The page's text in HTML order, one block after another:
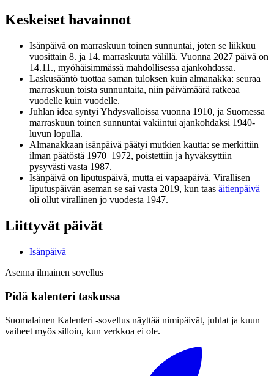
Keskeiset havainnot
Isänpäivä on marraskuun toinen sunnuntai, joten se liikkuu
vuosittain 8. ja 14. marraskuuta välillä. Vuonna 2027 päivä on
14.11., myöhäisimmässä mahdollisessa ajankohdassa.
Laskusääntö tuottaa saman tuloksen kuin almanakka: seuraa
marraskuun toista sunnuntaita, niin päivämäärä ratkeaa
vuodelle kuin vuodelle.
Juhlan idea syntyi Yhdysvalloissa vuonna 1910, ja Suomessa
marraskuun toinen sunnuntai vakiintui ajankohdaksi 1940-
luvun lopulla.
Almanakkaan isänpäivä päätyi mutkien kautta: se merkittiin
ilman päätöstä 1970–1972, poistettiin ja hyväksyttiin
pysyvästi vasta 1987.
Isänpäivä on liputuspäivä, mutta ei vapaapäivä. Virallisen
liputuspäivän aseman se sai vasta 2019, kun taas äitienpäivä
oli ollut virallinen jo vuodesta 1947.
Liittyvät päivät
Isänpäivä
Asenna ilmainen sovellus
Pidä kalenteri taskussa
Suomalainen Kalenteri ‑sovellus näyttää nimipäivät, juhlat ja kuun
vaiheet myös silloin, kun verkkoa ei ole.